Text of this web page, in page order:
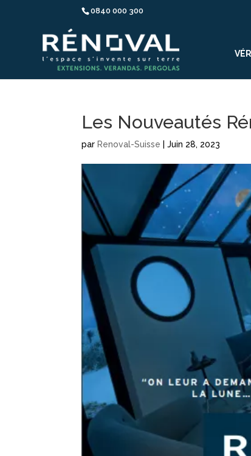
0840 000 300
Les Nouveautés
par Renoval-Suisse |Juin 28, 2023